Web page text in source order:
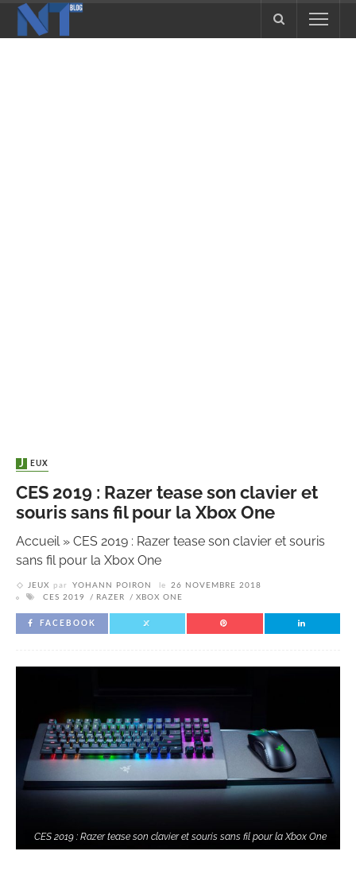
JEUX
CES 2019 : Razer tease son clavier et
souris sans fil pour la Xbox One
Accueil» CES 2019 : Razer tease son clavier et souris
sans fil pour la Xbox One
JEUX par YOHANN POIRON le
26 NOVEMBRE 2018
CES 2019
RAZER XBOX ONE
FACEBOOK
CES 2019 : Razer tease son clavier et souris sans fil pour la Xbox One